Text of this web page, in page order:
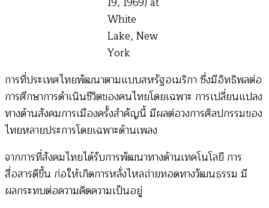
White
Lake, New
York
การที่ประเทศไทยพัฒนาตามแบบสหรัฐอเมริกา ซึ่งมีอิทธิพลต่อ
การศึกษาการดำเนินชีวิตของคนไทยโดยเฉพาะ การเปลี่ยนแปลง
ทางด้านสังคมการเมืองครั้งสำคัญนี้ มีผลต่อวงการศิลปกรรมของ
ไทยหลายประการโดยเฉพาะด้านเพลง
จากการที่สังคมไทยได้รับการพัฒนาทางด้านเทคโนโลยี การ
สื่อสารดีขึ้น ก่อให้เกิดการหลั่งไหลถ่ายทอดทางวัฒนธรรม มี
ผลกระทบต่อความคิดความเป็นอยู่